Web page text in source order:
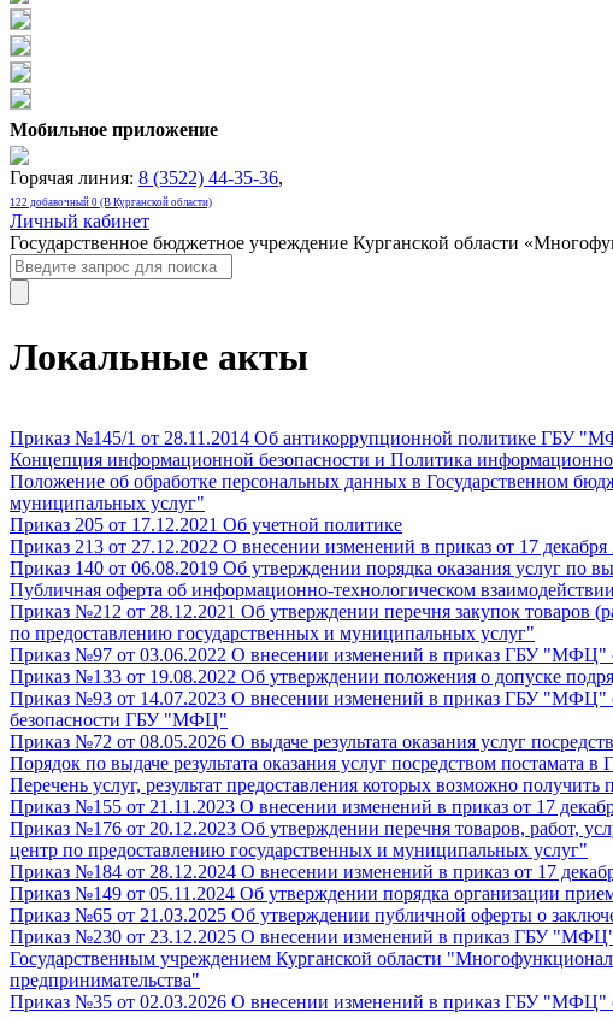
Мобильное приложение
Горячая линия: 8 (3522) 44-35-36,
122 добавочный 0 (В Курганской области)
Личный кабинет
Государственное бюджетное учреждение Курганской области
Локальные акты
Приказ №145/1 от 28.11.2014 Об антикоррупционной политике ГБУ
Концепция информационной безопасности и Политика
Положение об обработке персональных данных в Государственном
муниципальных услуг"
Приказ 205 от 17.12.2021 Об учетной политике
Приказ 213 от 27.12.2022 О внесении изменений в приказ от 17
Приказ 140 от 06.08.2019 Об утверждении порядка оказания услуг по
Публичная оферта об информационно-технологическом взаимодействии
Приказ №212 от 28.12.2021 Об утверждении перечня закупок товаров
по предоставлению государственных и муниципальных услуг"
Приказ №97 от 03.06.2022 О внесении изменений в приказ ГБУ "МФЦ"
Приказ №133 от 19.08.2022 Об утверждении положения о допуске
Приказ №93 от 14.07.2023 О внесении изменений в приказ ГБУ
безопасности ГБУ "МФЦ"
Приказ №72 от 08.05.2026 О выдаче результата оказания услуг
Порядок по выдаче результата оказания услуг посредством
Перечень услуг, результат предоставления которых возможно
Приказ №155 от 21.11.2023 О внесении изменений в приказ от 17
Приказ №176 от 20.12.2023 Об утверждении перечня товаров, работ,
центр по предоставлению государственных и муниципальных услуг"
Приказ №184 от 28.12.2024 О внесении изменений в приказ от 17
Приказ №149 от 05.11.2024 Об утверждении порядка организации
Приказ №65 от 21.03.2025 Об утверждении публичной оферты о
Приказ №230 от 23.12.2025 О внесении изменений в приказ ГБУ "МФЦ"
Государственным учреждением Курганской области
предпринимательства"
Приказ №35 от 02.03.2026 О внесении изменений в приказ ГБУ "МФЦ"